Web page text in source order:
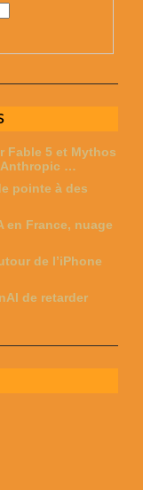
Fable 5 et Mythos
…
pointe à des
en France, nuage
de l’iPhone
de retarder